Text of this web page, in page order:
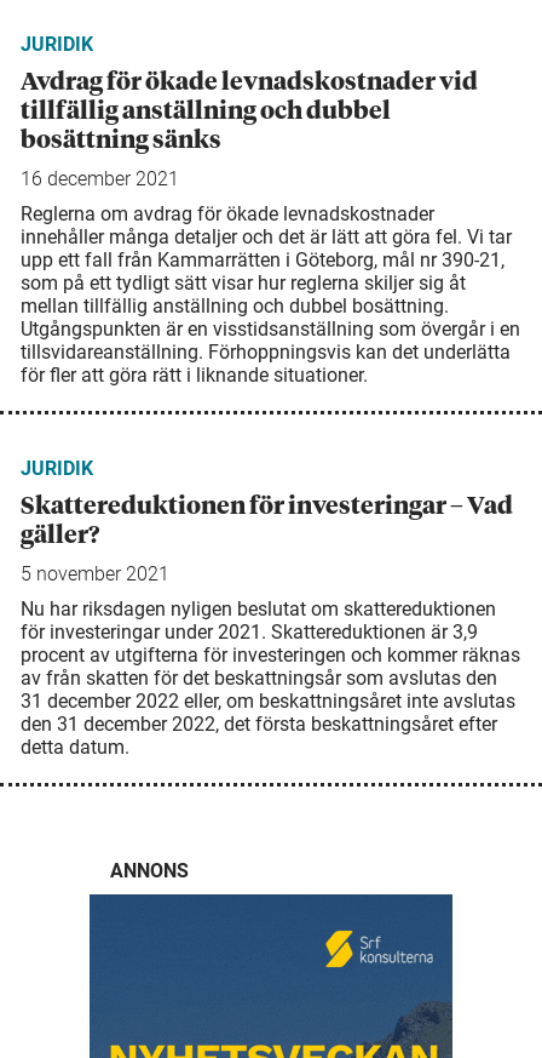
JURIDIK
Avdrag för ökade levnads­kostnader vid
tillfällig anställning och dubbel
bosättning sänks
16 december 2021
Reglerna om avdrag för ökade levnadskostnader
innehåller många detaljer och det är lätt att göra fel. Vi tar
upp ett fall från Kammarrätten i Göteborg, mål nr 390-21,
som på ett tydligt sätt visar hur reglerna skiljer sig åt
mellan tillfällig anställning och dubbel bo­sättning.
Utgångspunkten är en visstidsanställning som övergår i en
tillsvidare­anställning. Förhoppningsvis kan det underlätta
för fler att göra rätt i liknande situationer.
JURIDIK
Skattereduktionen för investeringar – Vad
gäller?
5 november 2021
Nu har riksdagen nyligen beslutat om skattereduktionen
för investeringar under 2021. Skattereduktionen är 3,9
procent av utgifterna för investeringen och kommer räknas
av från skatten för det beskattningsår som avslutas den
31 december 2022 eller, om beskattningsåret inte avslutas
den 31 december 2022, det första beskattningsåret efter
detta datum.
ANNONS